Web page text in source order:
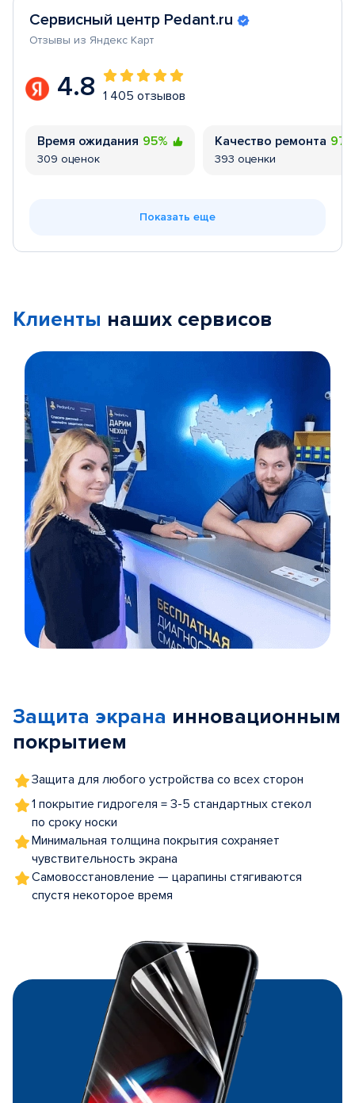
Сервисный центр Pedant.ru
Отзывы из Яндекс Карт
4.8 1 405 отзывов
Время ожидания 95%
309 оценок
Качество ремонта
393 оценки
Показать еще
Клиенты наших сервисов
5
Защита экрана инновационным
покрытием
Защита для любого устройства со всех сторон
1 покрытие гидрогеля = 3-5 стандартных стекол
по сроку носки
Минимальная толщина покрытия сохраняет
чувствительность экрана
Самовосстановление — царапины стягиваются
спустя некоторое время